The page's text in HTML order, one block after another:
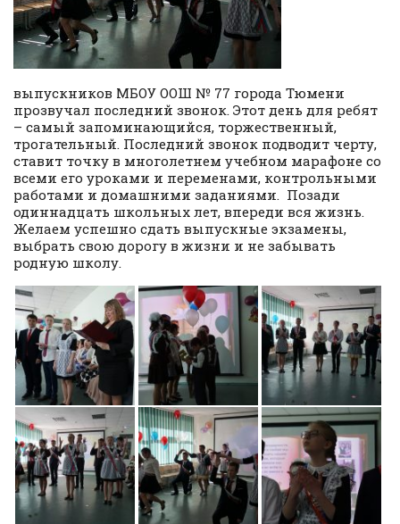
выпускников МБОУ ООШ № 77 города Тюмени
прозвучал последний звонок. Этот день для ребят
– самый запоминающийся, торжественный,
трогательный. Последний звонок подводит черту,
ставит точку в многолетнем учебном марафоне со
всеми его уроками и переменами, контрольными
работами и домашними заданиями. Позади
одиннадцать школьных лет, впереди вся жизнь.
Желаем успешно сдать выпускные экзамены,
выбрать свою дорогу в жизни и не забывать
родную школу.